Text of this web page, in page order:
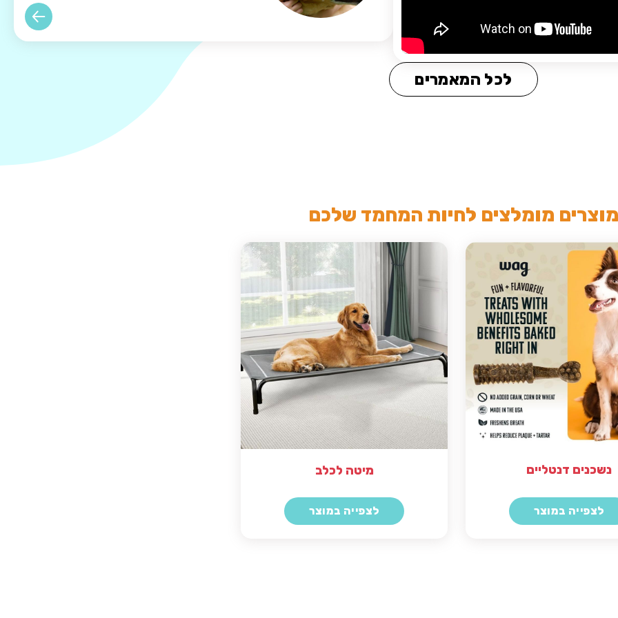
לכל המאמרים
מוצרים מומלצים לחיות המחמד שלכם
נשכנים דנטליים
לצפייה במוצר
מיטה לכלב
לצפייה במוצר